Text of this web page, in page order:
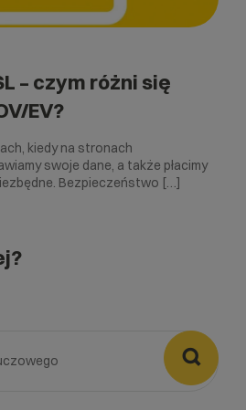
– czym różni się
EV?
kiedy na stronach
swoje dane, a także płacimy
Bezpieczeństwo […]
